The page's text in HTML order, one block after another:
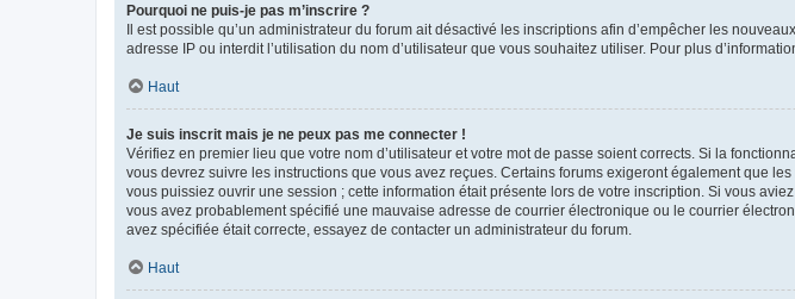
Pourquoi ne puis-je pas m’inscrire ?
Il est possible qu’un administrateur du forum ait désactivé les inscriptions afin d’empêcher les
adresse IP ou interdit l’utilisation du nom d’utilisateur que vous souhaitez utiliser. Pour plus
Haut
Je suis inscrit mais je ne peux pas me connecter !
Vérifiez en premier lieu que votre nom d’utilisateur et votre mot de passe soient corrects. Si la
vous devrez suivre les instructions que vous avez reçues. Certains forums exigeront également que
vous puissiez ouvrir une session ; cette information était présente lors de votre inscription. Si vous
vous avez probablement spécifié une mauvaise adresse de courrier électronique ou le courrier
avez spécifiée était correcte, essayez de contacter un administrateur du forum.
Haut